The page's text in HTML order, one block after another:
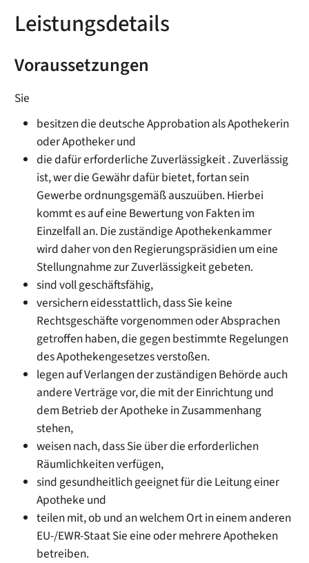
Leistungsdetails
Voraussetzungen
Sie
besitzen die deutsche Approbation als Apothekerin
oder Apotheker und
die dafür erforderliche Zuverlässigkeit. Zuverlässig
ist, wer die Gewähr dafür bietet, fortan sein
Gewerbe ordnungsgemäß auszuüben. Hierbei
kommt es auf eine Bewertung von Fakten im
Einzelfall an. Die zuständige Apothekenkammer
wird dahervon den Regierungspräsidienum eine
Stellungnahme zur Zuverlässigkeit gebeten.
sind voll geschäftsfähig,
versichern eidesstattlich, dass Sie keine
Rechtsgeschäfte vorgenommen oder Absprachen
getroffen haben, die gegen bestimmte Regelungen
des Apothekengesetzes verstoßen.
legen auf Verlangen der zuständigen Behörde auch
andere Verträge vor, die mit der Einrichtung und
dem Betrieb der Apotheke in Zusammenhang
stehen,
weisen nach, dass Sie über die erforderlichen
Räumlichkeiten verfügen,
sind gesundheitlich geeignet für die Leitung einer
Apotheke und
teilen mit, ob und an welchem Ort in einem anderen
EU-/EWR-Staat Sie eine oder mehrere Apotheken
betreiben.